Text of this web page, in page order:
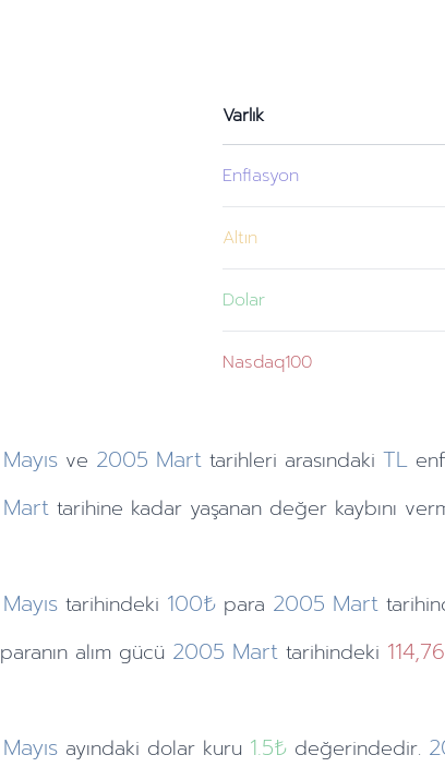
Varlık
Enflasyon
Altın
Dolar
Nasdaq100
Mayıs ve 2005 Mart tarihleri arasındaki TL
Mart tarihine kadar yaşanan değer kaybını
Mayıs tarihindeki 100₺ para 2005 Mart
paranın alım gücü 2005 Mart tarihindeki
Mayıs ayındaki dolar kuru 1.5₺ değerindedir.